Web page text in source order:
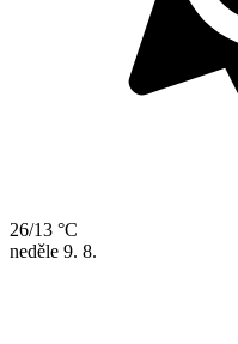
26/13 °C
neděle 9. 8.